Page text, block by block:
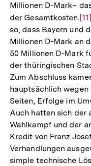
Millionen D-Mark–
der Gesamtkosten. Zur
[11]
so, dass Bayern und
Millionen D-Mark an
50 Millionen D-Mark
der thüringischen
Zum Abschluss
hauptsächlich
Seiten, Erfolge im
Auch hatten sich der
Wahlkampf und der
Kredit von Franz
Verhandlungen
simple technische